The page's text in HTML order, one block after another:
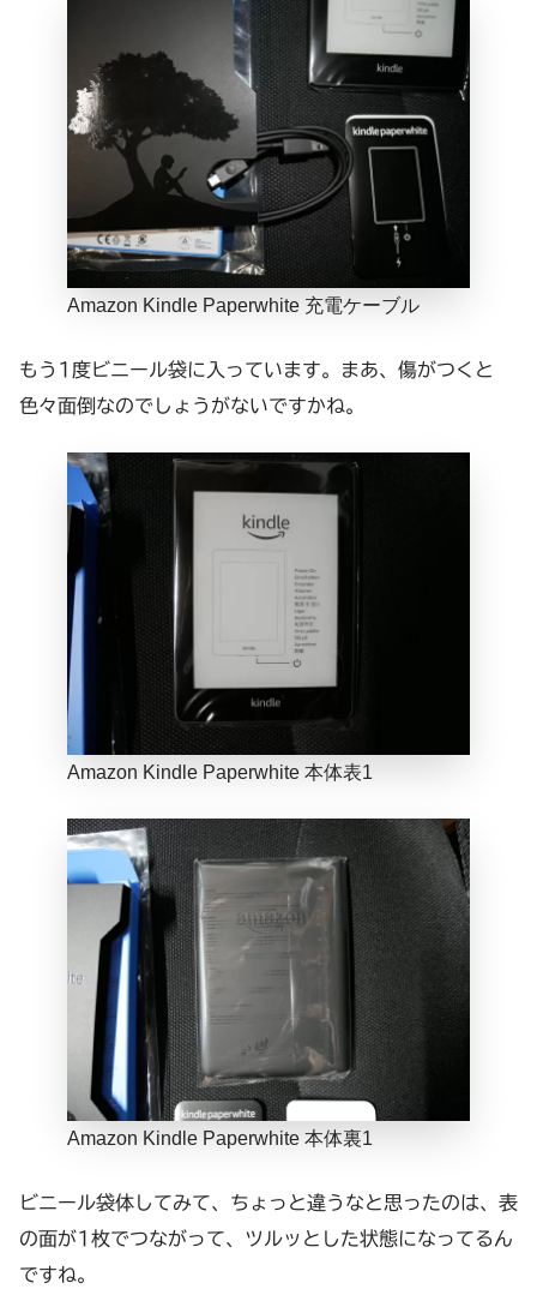
Amazon Kindle Paperwhite 充電ケーブル
もう1度ビニール袋に入っています。まあ、傷がつくと
色々面倒なのでしょうがないですかね。
Amazon Kindle Paperwhite 本体表1
Amazon Kindle Paperwhite 本体裏1
ビニール袋体してみて、ちょっと違うなと思ったのは、表
の面が1枚でつながって、ツルッとした状態になってるん
ですね。